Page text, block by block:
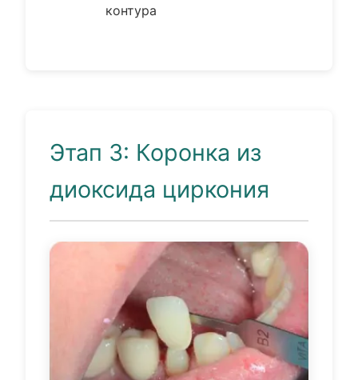
контура
Этап 3: Коронка из
диоксида циркония